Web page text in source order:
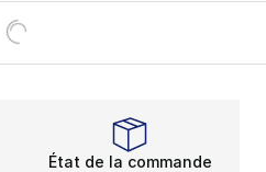
État de la commande